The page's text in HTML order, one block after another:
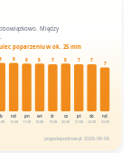
Między
poparzeniu w ok. 25 min
8 8
nd
16.08
8
pn
17.08
8
wt
18.08
7
śr
19.08
8
cz
20.08
7
pt
21.08
7
sb
22.08
7
nd
23.08
pogodapodroze.pl · 2026-08-08